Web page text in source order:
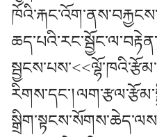
རིགས་དང་།